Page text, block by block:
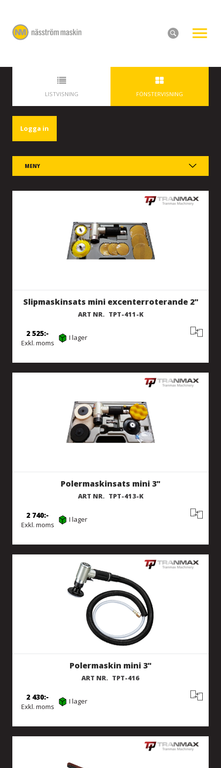
LISTVISNING FÖNSTERVISNING
Logga in
MENY
Slipmaskinsats mini excenterroterande 2"
ART NR. TPT-411-K
Exkl. moms
2 525 I lager
Polermaskinsats mini 3"
ART NR. TPT-413-K
Exkl. moms
2 740 I lager
Polermaskin mini 3"
ART NR. TPT-416
Exkl. moms
2 430 I lager